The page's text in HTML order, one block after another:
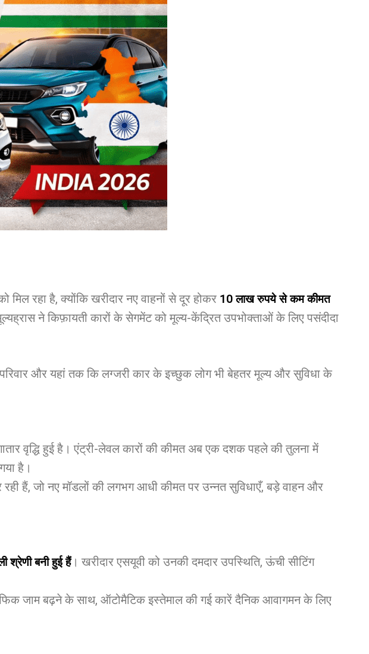
रहा है, क्योंकि खरीदार नए वाहनों से दूर होकर 10 लाख रुपये से कम कीमत
ने किफ़ायती कारों के सेगमेंट को मूल्य-केंद्रित उपभोक्ताओं के लिए पसंदीदा
और यहां तक ​​कि लग्जरी कार के इच्छुक लोग भी बेहतर मूल्य और सुविधा के
वृद्धि हुई है। एंट्री-लेवल कारों की कीमत अब एक दशक पहले की तुलना में
है।
हैं, जो नए मॉडलों की लगभग आधी कीमत पर उन्नत सुविधाएँ, बड़े वाहन और
श्रेणी बनी हुई हैं। खरीदार एसयूवी को उनकी दमदार उपस्थिति, ऊंची सीटिंग
जाम बढ़ने के साथ, ऑटोमैटिक इस्तेमाल की गई कारें दैनिक आवागमन के लिए